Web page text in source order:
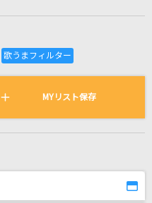
き
ている曲の一覧
MYリスト保存